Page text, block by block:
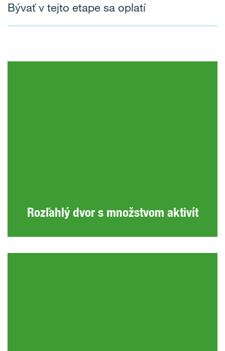
Bývať v tejto etape sa oplatí
Rozľahlý dvor s množstvom aktivít